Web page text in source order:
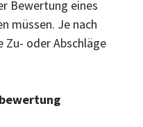
Bewertung eines
müssen. Je nach
oder Abschläge